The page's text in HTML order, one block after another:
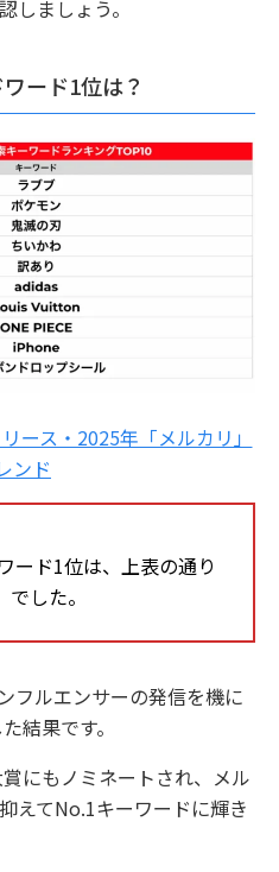
しましょう。
ード1位は？
ース・2025年「メルカリ」
ンド
ード1位は、上表の通り
した。
フルエンサーの発信を機に
結果です。
にもノミネートされ、メル
えてNo.1キーワードに輝き